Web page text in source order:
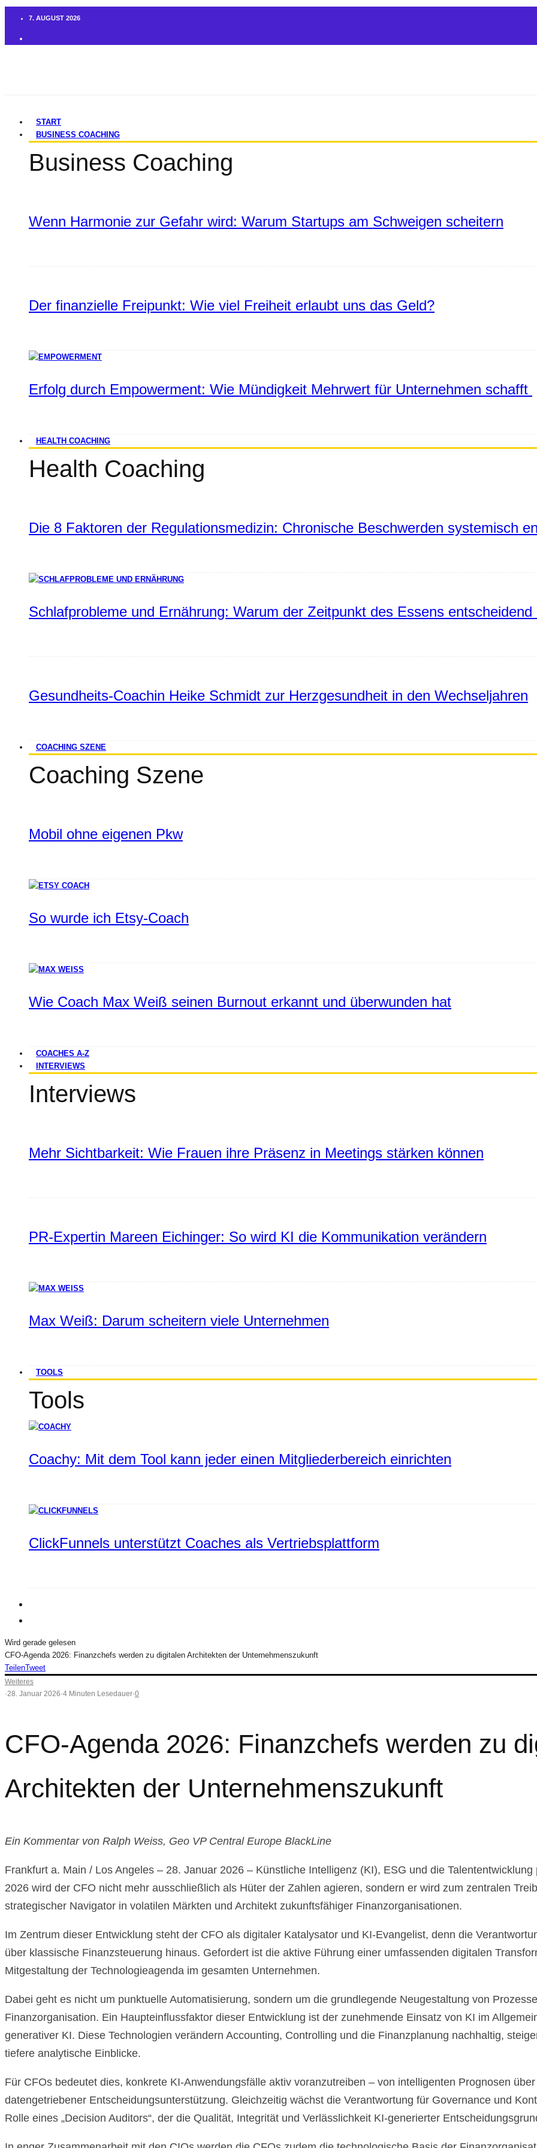
7. AUGUST 2026
START
BUSINESS COACHING
Business Coaching
Wenn Harmonie zur Gefahr wird: Warum Startups am Schweigen scheitern
Der finanzielle Freipunkt: Wie viel Freiheit erlaubt uns das Geld?
Erfolg durch Empowerment: Wie Mündigkeit Mehrwert für Unternehmen schafft
HEALTH COACHING
Health Coaching
Die 8 Faktoren der Regulationsmedizin: Chronische Beschwerden systemisch
Schlafprobleme und Ernährung: Warum der Zeitpunkt des Essens entscheidend
Gesundheits-Coachin Heike Schmidt zur Herzgesundheit in den Wechseljahren
COACHING SZENE
Coaching Szene
Mobil ohne eigenen Pkw
So wurde ich Etsy-Coach
Wie Coach Max Weiß seinen Burnout erkannt und überwunden hat
COACHES A-Z
INTERVIEWS
Interviews
Mehr Sichtbarkeit: Wie Frauen ihre Präsenz in Meetings stärken können
PR-Expertin Mareen Eichinger: So wird KI die Kommunikation verändern
Max Weiß: Darum scheitern viele Unternehmen
TOOLS
Tools
Coachy: Mit dem Tool kann jeder einen Mitgliederbereich einrichten
ClickFunnels unterstützt Coaches als Vertriebsplattform
Wird gerade gelesen
CFO-Agenda 2026: Finanzchefs werden zu digitalen Architekten der Unternehmenszukunft
TeilenTweet
Weiteres
·28. Januar 2026·4 Minuten Lesedauer·0
CFO-Agenda 2026: Finanzchefs werden zu
Architekten der Unternehmenszukunft
Ein Kommentar von Ralph Weiss, Geo VP Central Europe BlackLine
Frankfurt a. Main / Los Angeles – 28. Januar 2026 – Künstliche Intelligenz (KI), ESG und die
2026 wird der CFO nicht mehr ausschließlich als Hüter der Zahlen agieren, sondern er wird zum zentralen
strategischer Navigator in volatilen Märkten und Architekt zukunftsfähiger Finanzorganisationen.
Im Zentrum dieser Entwicklung steht der CFO als digitaler Katalysator und KI-Evangelist, denn die
über klassische Finanzsteuerung hinaus. Gefordert ist die aktive Führung einer umfassenden digitalen
Mitgestaltung der Technologieagenda im gesamten Unternehmen.
Dabei geht es nicht um punktuelle Automatisierung, sondern um die grundlegende Neugestaltung von
Finanzorganisation. Ein Haupteinflussfaktor dieser Entwicklung ist der zunehmende Einsatz von KI im
generativer KI. Diese Technologien verändern Accounting, Controlling und die Finanzplanung nachhaltig,
tiefere analytische Einblicke.
Für CFOs bedeutet dies, konkrete KI-Anwendungsfälle aktiv voranzutreiben – von intelligenten Prognosen
datengetriebener Entscheidungsunterstützung. Gleichzeitig wächst die Verantwortung für Governance und
Rolle eines „Decision Auditors“, der die Qualität, Integrität und Verlässlichkeit KI-generierter